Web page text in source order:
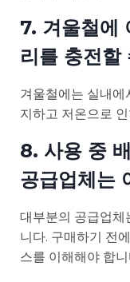
7. 겨울철에
리를 충전할
겨울철에는 실내에
지하고 저온으로
8. 사용 중
공급업체는
대부분의 공급업체
니다. 구매하기 전
스를 이해해야 합니